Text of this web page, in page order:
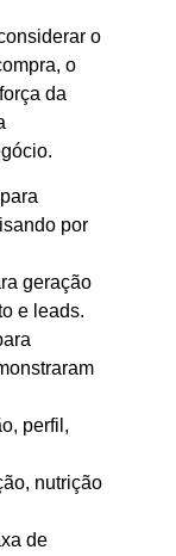
o
o
da
por
geração
e leads.
perfil,
nutrição
de